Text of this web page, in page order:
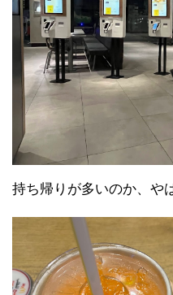
持ち帰りが多いのか、や